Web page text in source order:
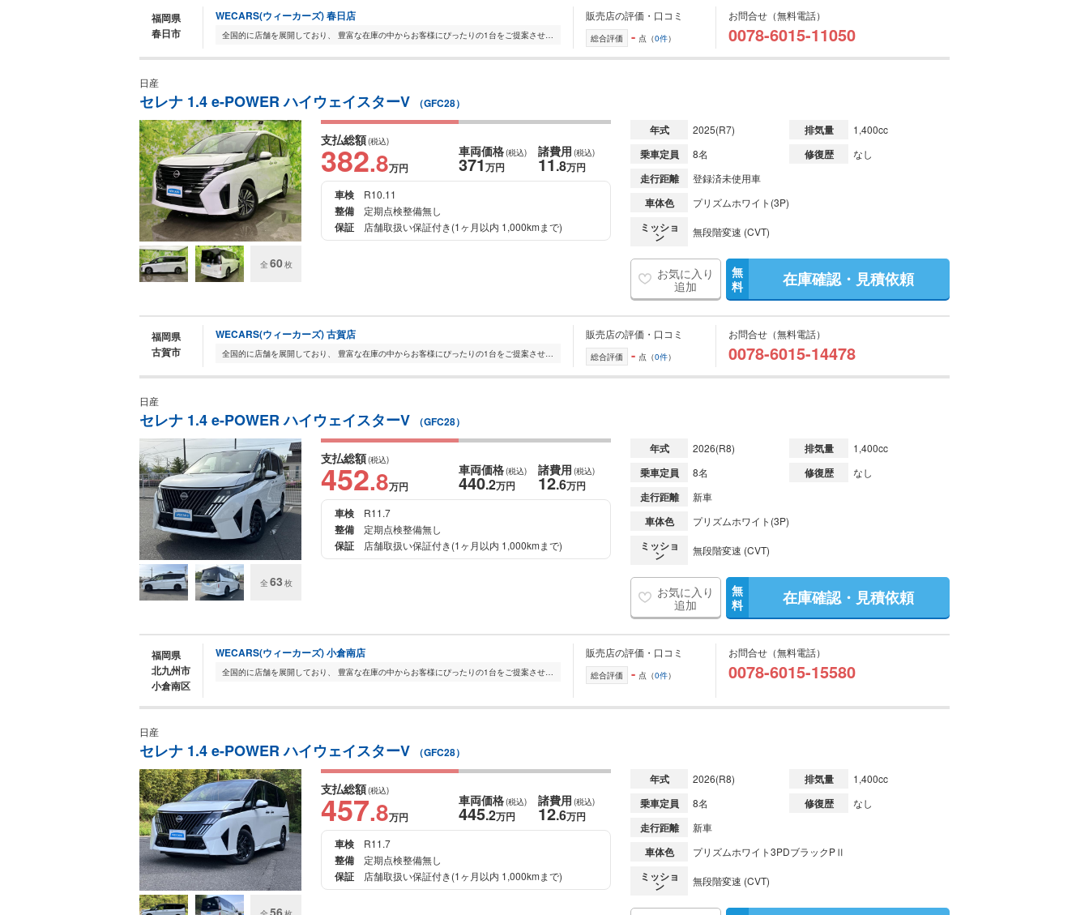
福岡県
春日市
WECARS(ウィーカーズ) 春日店
全国的に店舗を展開しており、 豊富な在庫の中からお客様にぴったりの1台をご提案させていただきます。 国産車から輸入車まで幅広く取り扱っており、 登録済未使用車や...
販売店の評価・口コミ
総合評価 - 点（0件）
お問合せ（無料電話）
0078-6015-11050
日産
セレナ 1.4 e-POWER ハイウェイスターV （GFC28）
全 60枚
支払総額(税込)
382.8万円
車両価格(税込)
371万円
諸費用 (税込)
11.8万円
車検
R10.11
整備 定期点検整備無し
保証 店舗取扱い保証付き(1ヶ月以内 1,000kmまで)
年式 2025(R7) 排気量 1,400cc
乗車定員 8名 修復歴 なし
走行距離 登録済未使用車
車体色 プリズムホワイト(3P)
ミッショ
ン 無段階変速 (CVT)
お気に入り
追加
無
料
在庫確認・見積依頼
福岡県
古賀市
WECARS(ウィーカーズ) 古賀店
全国的に店舗を展開しており、 豊富な在庫の中からお客様にぴったりの1台をご提案させていただきます。 国産車から輸入車まで幅広く取り扱っており、 登録済未使用車や...
販売店の評価・口コミ
総合評価 - 点（0件）
お問合せ（無料電話）
0078-6015-14478
日産
セレナ 1.4 e-POWER ハイウェイスターV （GFC28）
全 63 枚
支払総額(税込)
452.8万円
車両価格(税込)
440.2万円
諸費用 (税込)
12.6万円
車検
R11.7
整備 定期点検整備無し
保証 店舗取扱い保証付き(1ヶ月以内 1,000kmまで)
年式 2026(R8) 排気量 1,400cc
乗車定員 8名 修復歴 なし
走行距離 新車
車体色 プリズムホワイト(3P)
ミッショ
ン 無段階変速 (CVT)
お気に入り
追加
無
料
在庫確認・見積依頼
福岡県
北九州市
小倉南区
WECARS(ウィーカーズ) 小倉南店
全国的に店舗を展開しており、 豊富な在庫の中からお客様にぴったりの1台をご提案させていただきます。 国産車から輸入車まで幅広く取り扱っており、 登録済未使用車や...
販売店の評価・口コミ
総合評価 - 点（0件）
お問合せ（無料電話）
0078-6015-15580
日産
セレナ 1.4 e-POWER ハイウェイスターV （GFC28）
56
支払総額(税込)
457.8万円
車両価格(税込)
445.2万円
諸費用 (税込)
12.6万円
車検
R11.7
整備 定期点検整備無し
保証 店舗取扱い保証付き(1ヶ月以内 1,000kmまで)
年式 2026(R8) 排気量 1,400cc
乗車定員 8名 修復歴 なし
走行距離 新車
車体色 プリズムホワイト3PDブラックPⅡ
ミッショ
ン 無段階変速 (CVT)